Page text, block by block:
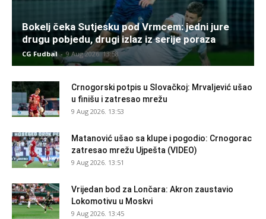
Bokelj čeka Sutjesku pod Vrmcem: jedni jure
drugu pobjedu, drugi izlaz iz serije poraza
CG Fudbal - 9 Aug 2026. 13:58
Crnogorski potpis u Slovačkoj: Mrvaljević ušao
u finišu i zatresao mrežu
9 Aug 2026. 13:53
Matanović ušao sa klupe i pogodio: Crnogorac
zatresao mrežu Ujpešta (VIDEO)
9 Aug 2026. 13:51
Vrijedan bod za Lončara: Akron zaustavio
Lokomotivu u Moskvi
9 Aug 2026. 13:45